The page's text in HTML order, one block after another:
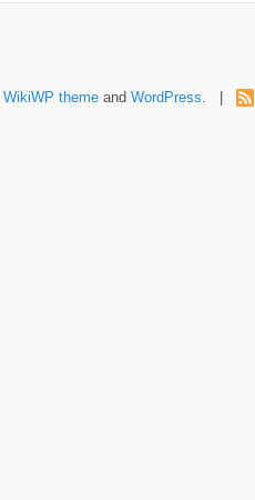
WikiWP themeand WordPress. |